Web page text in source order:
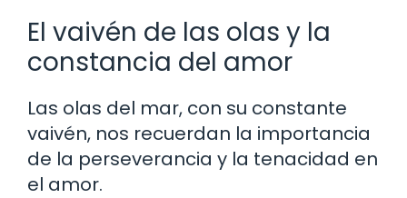
El vaivén de las olas y la
constancia del amor
Las olas del mar, con su constante
vaivén, nos recuerdan la importancia
de la perseverancia y la tenacidad en
el amor.